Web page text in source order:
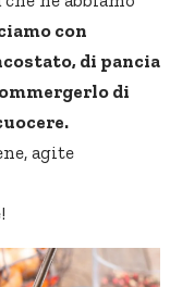
con
di pancia
di
agite